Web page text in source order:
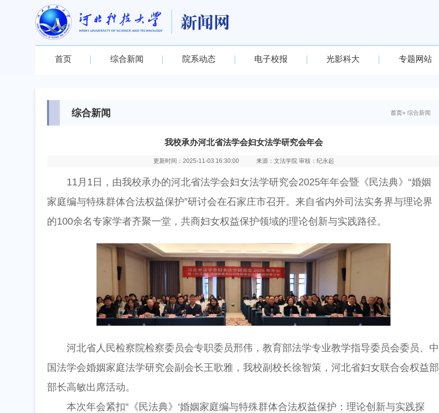
首页 综合新闻 院系动态 电子校报 光影科大 专题网站
综合新闻 首页» 综合新闻
我校承办河北省法学会妇女法学研究会年会
更新时间：2025-11-03 16:30:00 来源：文法学院 审核：纪永起
11月1日，由我校承办的河北省法学会妇女法学研究会2025年年会暨《民法典》“婚姻
家庭编与特殊群体合法权益保护”研讨会在石家庄市召开。来自省内外司法实务界与理论界
的100余名专家学者齐聚一堂，共商妇女权益保护领域的理论创新与实践路径。
河北省人民检察院检察委员会专职委员邢伟，教育部法学专业教学指导委员会委员、中
国法学会婚姻家庭法学研究会副会长王歌雅，我校副校长徐智策，河北省妇女联合会权益部
部长高敏出席活动。
本次年会紧扣“《民法典》‘婚姻家庭编与特殊群体合法权益保护：理论创新与实践探